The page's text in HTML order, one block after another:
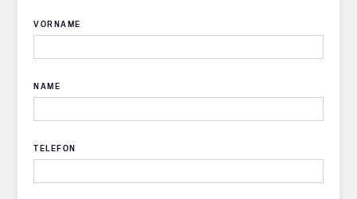
VORNAME
NAME
TELEFON